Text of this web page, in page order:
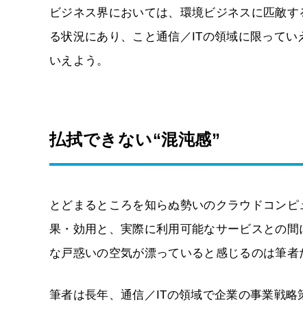
ビジネス界においては、環境ビジネスに匹敵
る状況にあり、こと通信／ITの領域に限って
いえよう。
払拭できない“混沌感”
とどまるところを知らぬ勢いのクラウドコン
果・効用と、実際に利用可能なサービスとの
な戸惑いの空気が漂っていると感じるのは筆者
筆者は長年、通信／ITの領域で企業の事業戦